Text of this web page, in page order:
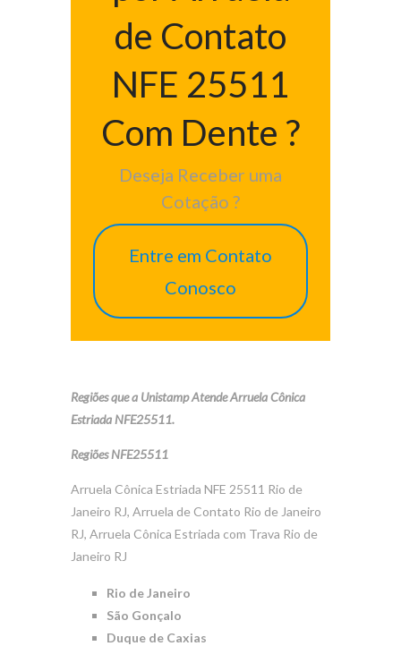
de Contato
NFE 25511
Com Dente ?
Deseja Receber uma
Cotação ?
Entre em Contato
Conosco
Regiões que a Unistamp Atende Arruela Cônica
Estriada NFE25511.
Regiões NFE25511
Arruela Cônica Estriada NFE 25511 Rio de
Janeiro RJ, Arruela de Contato Rio de Janeiro
RJ, Arruela Cônica Estriada com Trava Rio de
Janeiro RJ
Rio de Janeiro
São Gonçalo
Duque de Caxias